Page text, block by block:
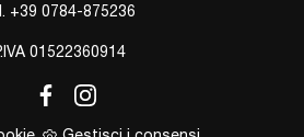
+39 0784-875236
01522360914